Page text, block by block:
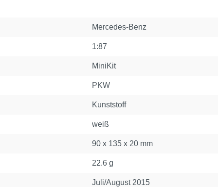
Mercedes-Benz
1:87
MiniKit
PKW
Kunststoff
weiß
90 x 135 x 20 mm
22.6 g
Juli/August 2015